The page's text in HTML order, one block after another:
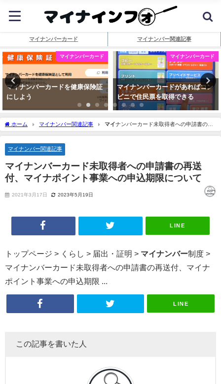
マイナンバーカード マイナンバー関連記事
マイナンバーカード
マイナンバーカードを健康保険証
にしよう
マイナンバーカード
マイナンバーカードがあればコン
ビニで住民票を取得できる
ホーム マイナンバー関連記事 マイナンバーカード未取得者への申請書の再
送付、マイナポイント事業への申込期限について
マイナンバー関連記事
マイナンバーカード未取得者への申請書の再送
付、マイナポイント事業への申込期限について
2021年3月17日 2023年5月19日
LINE
トップページ > くらし > 届出・証明 > マイナンバー制度 >
マイナンバーカード未取得者への申請書の再送付、マイナ
ポイント事業への申込期限 ...
LINE
この記事を書いた人